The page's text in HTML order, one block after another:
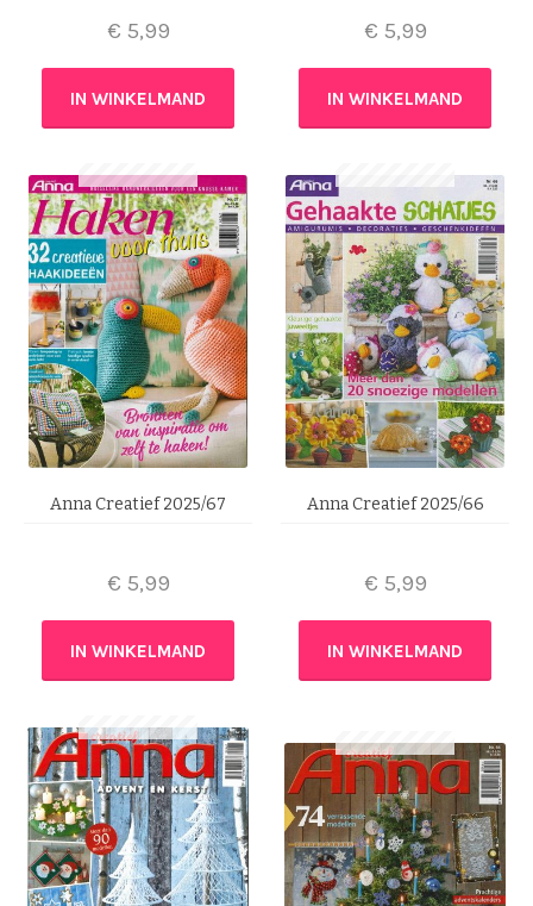
€ 5,99
IN WINKELMAND
€ 5,99
IN WINKELMAND
Anna Creatief 2025/67
€ 5,99
IN WINKELMAND
Anna Creatief 2025/66
€ 5,99
IN WINKELMAND